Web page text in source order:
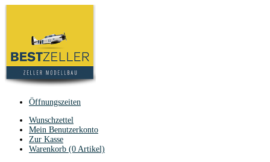
Öffnungszeiten
Wunschzettel
Mein Benutzerkonto
Zur Kasse
Warenkorb (0 Artikel)